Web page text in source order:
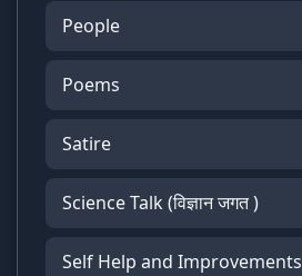
People
Poems
Satire
Science Talk (विज्ञान जगत )
Self Help and Improvements